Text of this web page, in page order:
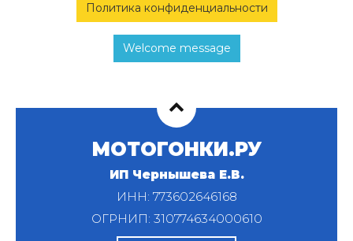
Политика конфиденциальности
Welcome message
МОТОГОНКИ.РУ
ИП Чернышева Е.В.
ИНН: 773602646168
ОГРНИП: 310774634000610